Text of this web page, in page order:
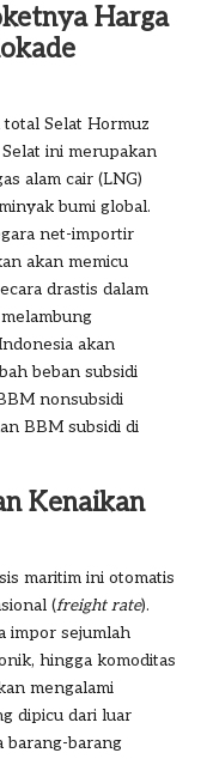
Harga
Selat Hormuz
ini merupakan
alam cair (LNG)
bumi global.
net-importir
akan memicu
drastis dalam
akan
beban subsidi
nonsubsidi
BBM subsidi di
Kenaikan
maritim ini otomatis
(freight rate).
impor sejumlah
hingga komoditas
mengalami
dipicu dari luar
barang-barang